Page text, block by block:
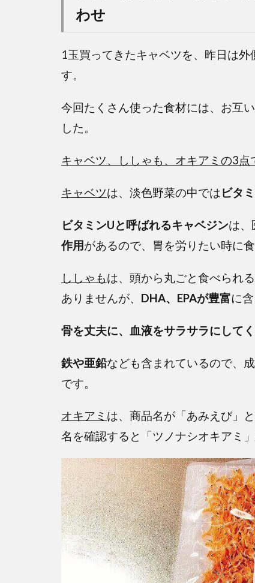
わせ
1玉買ってきたキャベツを、昨日は
す。
今回たくさん使った食材には、お互
した。
キャベツ、ししゃも、オキアミの3点
キャベツは、淡色野菜の中ではビタ
ビタミンUと呼ばれるキャベジンは、
作用があるので、胃を労りたい時に
ししゃもは、頭から丸ごと食べられる
ありませんが、 DHA、EPAが豊富に
骨を丈夫に、血液をサラサラにしてく
鉄や亜鉛なども含まれているので、
です。
オキアミ は、商品名が「あみえび」
名を確認すると「ツノナシオキアミ